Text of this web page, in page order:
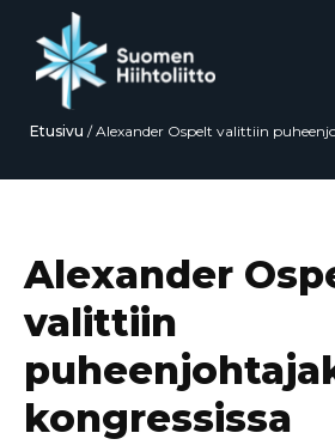
Etusivu /Alexander Ospelt valittiin
Alexander
valittiin
kongressissa